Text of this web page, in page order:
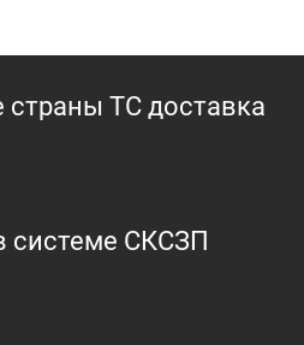
страны ТС доставка
системе СКСЗП